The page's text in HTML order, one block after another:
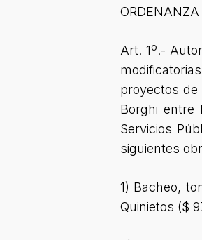
ORDENANZA
Art. 1º.-
proyectos de
Borghi entre
Servicios
siguientes
1) Bacheo,
Quinietos ($